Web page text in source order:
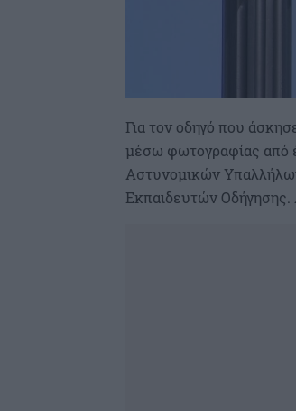
Για τον οδηγό που
μέσω φωτογραφίας από
Αστυνομικών
Εκπαιδευτών